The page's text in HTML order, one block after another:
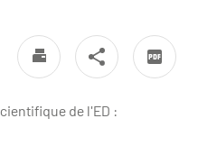
de l'ED :